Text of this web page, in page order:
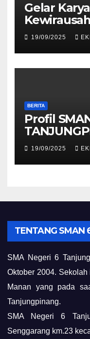
Gelar
19/09/2025
BERITA
Profil
19/09/2025
TENTANG SMAN
SMA Negeri 6
Oktober 2004.
Manan yang pada
Tanjungpinang.
SMA Negeri 6
Senggarang km.23